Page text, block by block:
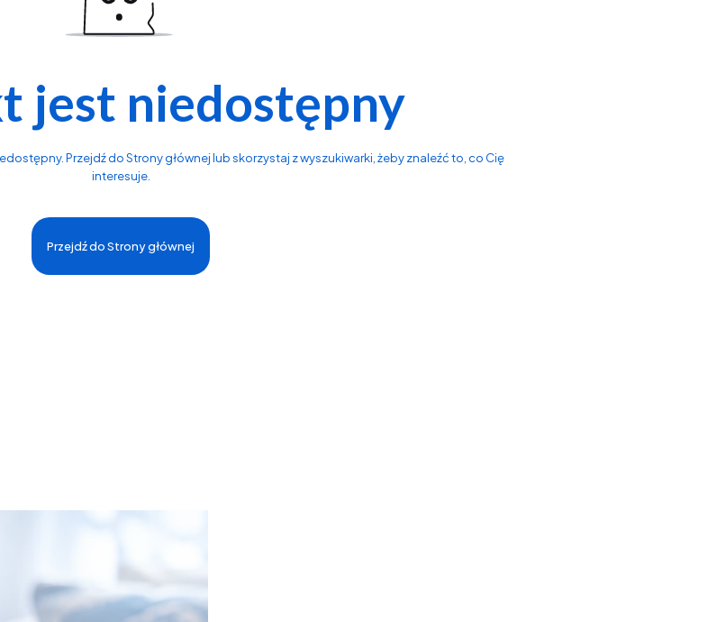
jest niedostępny
Przejdź do Strony głównej lub skorzystaj z wyszukiwarki, żeby znaleźć to, co Cię
interesuje.
Przejdź do Strony głównej